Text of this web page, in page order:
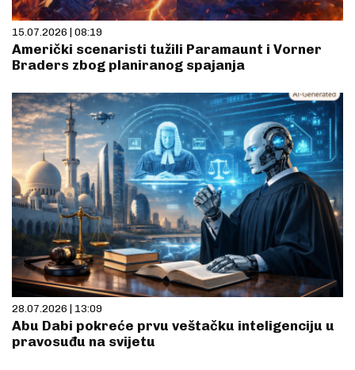
15.07.2026 | 08:19
Američki scenaristi tužili Paramaunt i Vorner
Braders zbog planiranog spajanja
28.07.2026 | 13:09
Abu Dabi pokreće prvu veštačku inteligenciju u
pravosuđu na svijetu